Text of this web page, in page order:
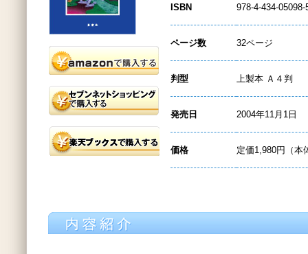
ISBN 978-4-434-05098-
ページ数 32ページ
判型 上製本 Ａ４判
発売日 2004年11月1日
価格 定価1,980円（本